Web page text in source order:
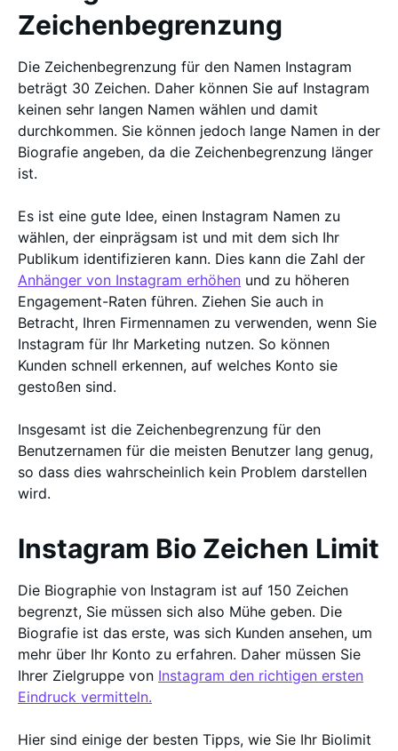
Zeichenbegrenzung
Die Zeichenbegrenzung für den Namen Instagram
beträgt 30 Zeichen. Daher können Sie auf Instagram
keinen sehr langen Namen wählen und damit
durchkommen. Sie können jedoch lange Namen in der
Biografie angeben, da die Zeichenbegrenzung länger
ist.
Es ist eine gute Idee, einen Instagram Namen zu
wählen, der einprägsam ist und mit dem sich Ihr
Publikum identifizieren kann. Dies kann die Zahl der
Anhänger von Instagram erhöhen und zu höheren
Engagement-Raten führen. Ziehen Sie auch in
Betracht, Ihren Firmennamen zu verwenden, wenn Sie
Instagram für Ihr Marketing nutzen. So können
Kunden schnell erkennen, auf welches Konto sie
gestoßen sind.
Insgesamt ist die Zeichenbegrenzung für den
Benutzernamen für die meisten Benutzer lang genug,
so dass dies wahrscheinlich kein Problem darstellen
wird.
Instagram Bio Zeichen Limit
Die Biographie von Instagram ist auf 150 Zeichen
begrenzt, Sie müssen sich also Mühe geben. Die
Biografie ist das erste, was sich Kunden ansehen, um
mehr über Ihr Konto zu erfahren. Daher müssen Sie
Ihrer Zielgruppe von Instagram den richtigen ersten
Eindruck vermitteln.
Hier sind einige der besten Tipps, wie Sie Ihr Biolimit